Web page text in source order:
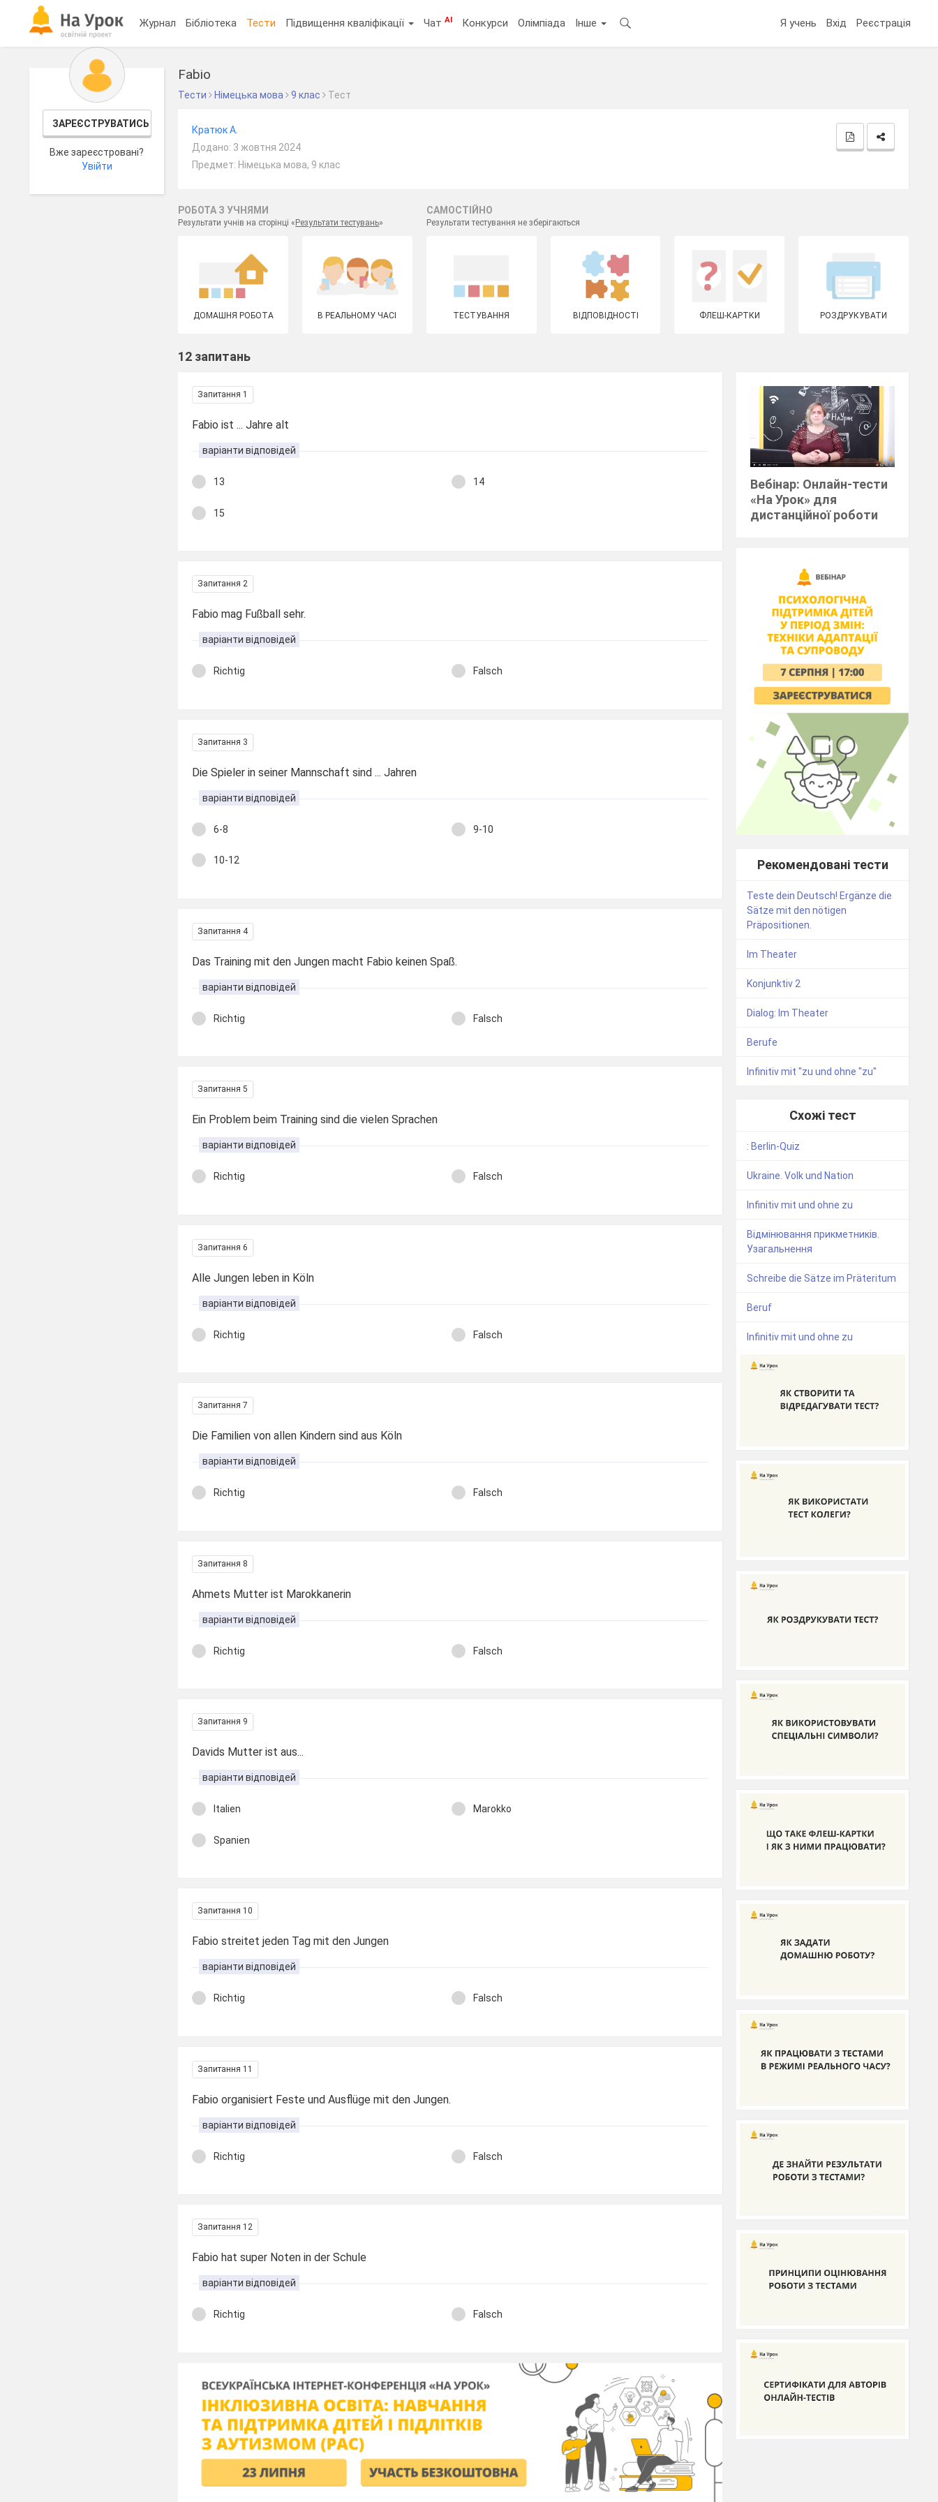
Журнал Бібліотека Тести Підвищення кваліфікації ЧатAI Конкурси Олімпіада Інше Я учень Вхід Реєстрація
ЗАРЕЄСТРУВАТИСЬ
Вже зареєстровані?
Увійти
Fabio
Тести Німецька мова 9 клас Тест
Кратюк А.
Додано: 3 жовтня 2024
Предмет: Німецька мова, 9 клас
РОБОТА З УЧНЯМИ
Результати учнів на сторінці « Результати тестувань»
САМОСТІЙНО
Результати тестування не зберігаються
ДОМАШНЯ РОБОТА В РЕАЛЬНОМУ ЧАСІ ТЕСТУВАННЯ ВІДПОВІДНОСТІ ФЛЕШ-КАРТКИ РОЗДРУКУВАТИ
12 запитань
Запитання 1
Fabio ist ... Jahre alt
варіанти відповідей
13 14
15
Запитання 2
Fabio mag Fußball sehr.
варіанти відповідей
Richtig Falsch
Запитання 3
Die Spieler in seiner Mannschaft sind ... Jahren
варіанти відповідей
6-8 9-10
10-12
Запитання 4
Das Training mit den Jungen macht Fabio keinen Spaß.
варіанти відповідей
Richtig Falsch
Запитання 5
Ein Problem beim Training sind die vielen Sprachen
варіанти відповідей
Richtig Falsch
Запитання 6
Alle Jungen leben in Köln
варіанти відповідей
Richtig Falsch
Запитання 7
Die Familien von allen Kindern sind aus Köln
варіанти відповідей
Richtig Falsch
Запитання 8
Ahmets Mutter ist Marokkanerin
варіанти відповідей
Richtig Falsch
Запитання 9
Davids Mutter ist aus...
варіанти відповідей
Italien Marokko
Spanien
Запитання 10
Fabio streitet jeden Tag mit den Jungen
варіанти відповідей
Richtig Falsch
Запитання 11
Fabio organisiert Feste und Ausflüge mit den Jungen.
варіанти відповідей
Richtig Falsch
Запитання 12
Fabio hat super Noten in der Schule
варіанти відповідей
Richtig Falsch
Вебінар: Онлайн-тести
«На Урок» для
дистанційної роботи
Рекомендовані тести
Teste dein Deutsch! Еrgänze die
Sätze mit den nötigen
Präpositionen.
Im Theater
Konjunktiv 2
Dialog: Im Theater
Berufe
Infinitiv mit "zu und ohne "zu"
Схожі тест
: Berlin-Quiz
Ukraine. Volk und Nation
Infinitiv mit und ohne zu
Відмінювання прикметників.
Узагальнення
Schreibe die Sätze im Präteritum
Beruf
Infinitiv mit und ohne zu